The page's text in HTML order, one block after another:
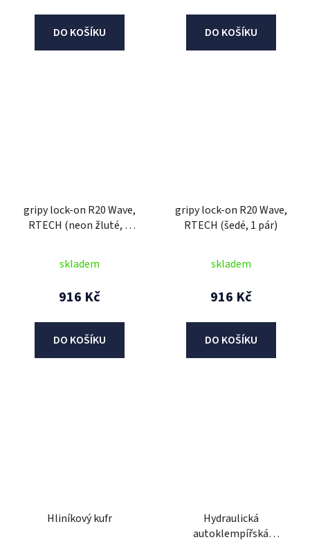
DO KOŠÍKU DO KOŠÍKU
gripy lock-on R20 Wave,
RTECH (neon žluté, 1
skladem
916 Kč
DO KOŠÍKU
gripy lock-on R20 Wave,
RTECH (šedé, 1 pár)
skladem
916 Kč
DO KOŠÍKU
Hliníkový kufr
Hydraulická
autoklempířská